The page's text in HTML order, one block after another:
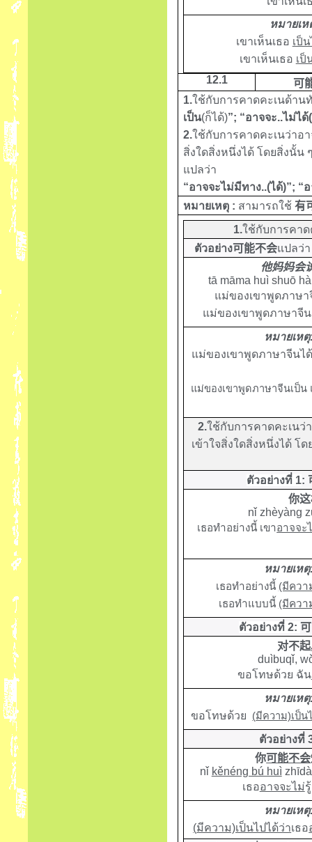
หมายเ
เขาเห็นเธอ เป็
เขาเห็นเธอ เป็
12.1
可
1.ใช้กับการคาดคะเนด้าน
เป็น(ก็ได้)”; “อาจจะ..ไม่ได้(
2.ใช้กับการคาดคะเนว่าอ
สิ่งใดสิ่งหนึ่งได้ โดยสิ่งนั้น
แปลว่า
“อาจจะไม่มีทาง..(ได้)”; “
หมายเหตุ : สามารถใช้有
1.ใช้กับการคา
ตัวอย่าง可能不会แปลว่
他妈妈会
tā māma huì shuō
แม่ของเขาพูดภาษ
แม่ของเขาพูดภาษาจี
หมายเห
แม่ของเขาพูดภาษาจีนไ
แม่ของเขาพูดภาษาจีนเป็น
2.ใช้กับการคาดคะเนว่
เข้าใจสิ่งใดสิ่งหนึ่งได้ โ
ตัวอย่างที่ 1:
你
nǐ zhèyàng
เธอทำอย่างนี้ เขาอาจจะ
หมายเห
เธอทำอย่างนี้ (มีควา
เธอทำแบบนี้ (มีควา
ตัวอย่างที่2:
对不
duìbuqǐ,
ขอโทษด้วย ฉัน
หมายเห
ขอโทษด้วย
(มีความ)เป็น
ตัวอย่างที่
你可能不会
nǐ kěnéng bú huì
เธออาจจะไม่
หมายเห
(มีความ)เป็นไปได้ว่าเธอ